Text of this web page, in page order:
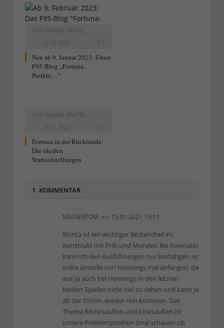
VON RAINER BARTEL
22.12.2022
2
Neu ab 9. Januar 2023: Unser
F95-Blog „Fortuna-
Punkte…“
VON RAINER BARTEL
13.12.2022
0
Fortuna in der Rückrunde:
Die idealen
Startaufstellungen
1 KOMMENTAR
MAGIERTOM am 15.01.2021 19:11
Shinta ist ein wichtiger Bestandteil im
Konstrukt mit Prib und Morales. Bei Kownacki
kann ich den Ausführungen nur bestätigen, er
sollte anstelle von Hennings mal anfangen, da
war ja auch bei Hennings in den letzten
beiden Spielen nicht viel zu sehen und kann ja
ab der 65min. wieder rein kommen. Das
Thema Rechtsaußen und Linksaußen ist
unsere Problemposition (mal schauen ob